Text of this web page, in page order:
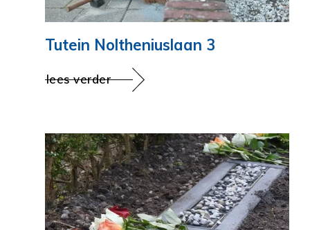
Tutein Noltheniuslaan 3
lees verder